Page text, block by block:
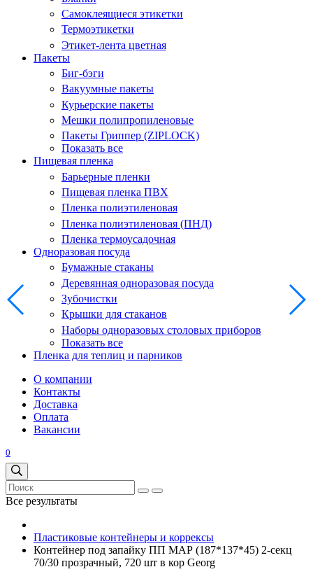
Самоклеящиеся этикетки
Термоэтикетки
Этикет-лента цветная
Пакеты
Биг-бэги
Вакуумные пакеты
Курьерские пакеты
Мешки полипропиленовые
Пакеты Гриппер (ZIPLOCK)
Показать все
Пищевая пленка
Барьерные пленки
Пищевая пленка ПВХ
Пленка полиэтиленовая
Пленка полиэтиленовая (ПНД)
Пленка термоусадочная
Одноразовая посуда
Бумажные стаканы
Деревянная одноразовая посуда
Зубочистки
Крышки для стаканов
Наборы одноразовых столовых приборов
Показать все
Пленка для теплиц и парников
О компании
Контакты
Доставка
Оплата
Вакансии
0
Все результаты
Пластиковые контейнеры и коррексы
Контейнер под запайку ПП МАР (187*137*45) 2-секц
70/30 прозрачный, 720 шт в кор Georg